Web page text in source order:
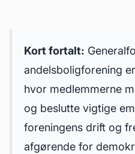
Kort fortalt:
andelsboligforening
hvor medlemmerne
og beslutte vigtige
foreningens drift og
afgørende for